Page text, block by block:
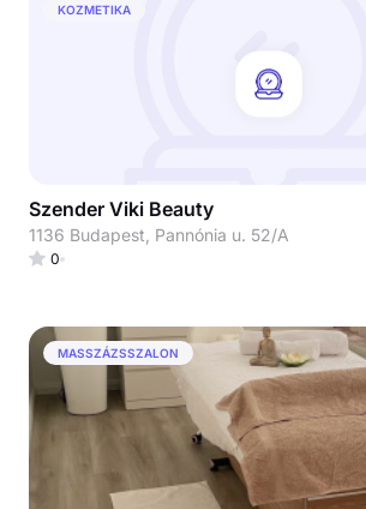
KOZMETIKA
Szender Viki Beauty
1136 Budapest, Pannónia u. 52/A
0
MASSZÁZSSZALON